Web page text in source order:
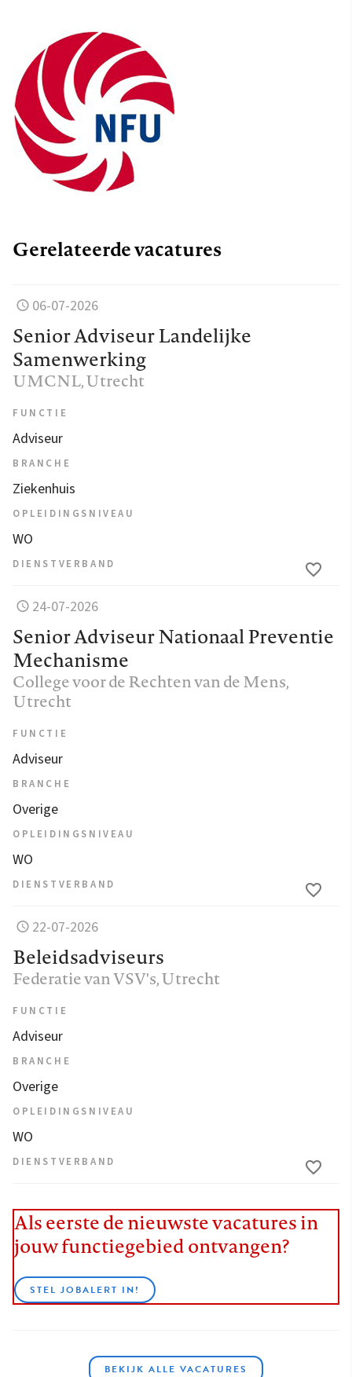
Gerelateerde vacatures
06-07-2026
Senior Adviseur Landelijke
Samenwerking
UMCNL, Utrecht
FUNCTIE
Adviseur
BRANCHE
Ziekenhuis
OPLEIDINGSNIVEAU
WO
DIENSTVERBAND
24-07-2026
Senior Adviseur Nationaal Preventie
Mechanisme
College voor de Rechten van de Mens,
Utrecht
FUNCTIE
Adviseur
BRANCHE
Overige
OPLEIDINGSNIVEAU
WO
DIENSTVERBAND
22-07-2026
Beleidsadviseurs
Federatie van VSV's, Utrecht
FUNCTIE
Adviseur
BRANCHE
Overige
OPLEIDINGSNIVEAU
WO
DIENSTVERBAND
Als eerste de nieuwste vacatures in
jouw functiegebied ontvangen?
STEL JOBALERT IN!
BEKIJK ALLE VACATURES